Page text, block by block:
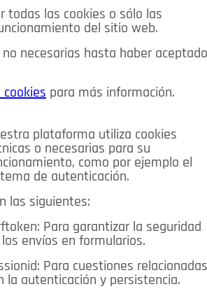
IN SALUD 🔴 EN DIRECTO
todas las cookies o sólo las
del sitio web.
no necesarias hasta haber aceptado
cookies para más información.
plataforma utiliza cookies
o necesarias para su
como por ejemplo el
de autenticación.
las siguientes:
Para garantizar la seguridad
los envíos en formularios.
Para cuestiones relacionadas
la autenticación y persistencia.